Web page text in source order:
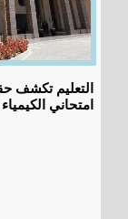
التعليم تكشف
امتحاني